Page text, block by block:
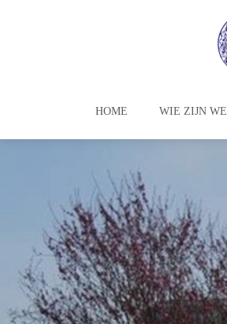
HOME WIE ZIJN WE